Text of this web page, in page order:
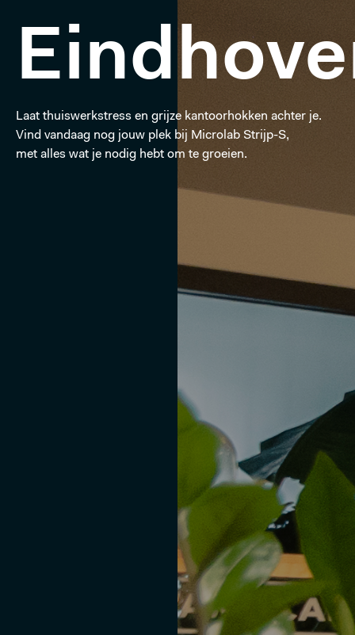
Laat thuiswerkstress en grijze kantoorhokken achter je.
Vind vandaag nog jouw plek bij Microlab Strijp-S,
met alles wat je nodig hebt om te groeien.